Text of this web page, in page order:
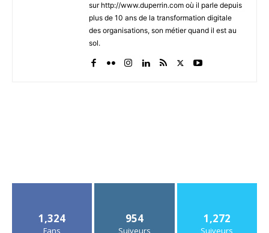
sur http://www.duperrin.com où il parle depuis
plus de 10 ans de la transformation digitale
des organisations, son métier quand il est au
sol.
1,324
Fans
954
Suiveurs
1,272
Suiveurs